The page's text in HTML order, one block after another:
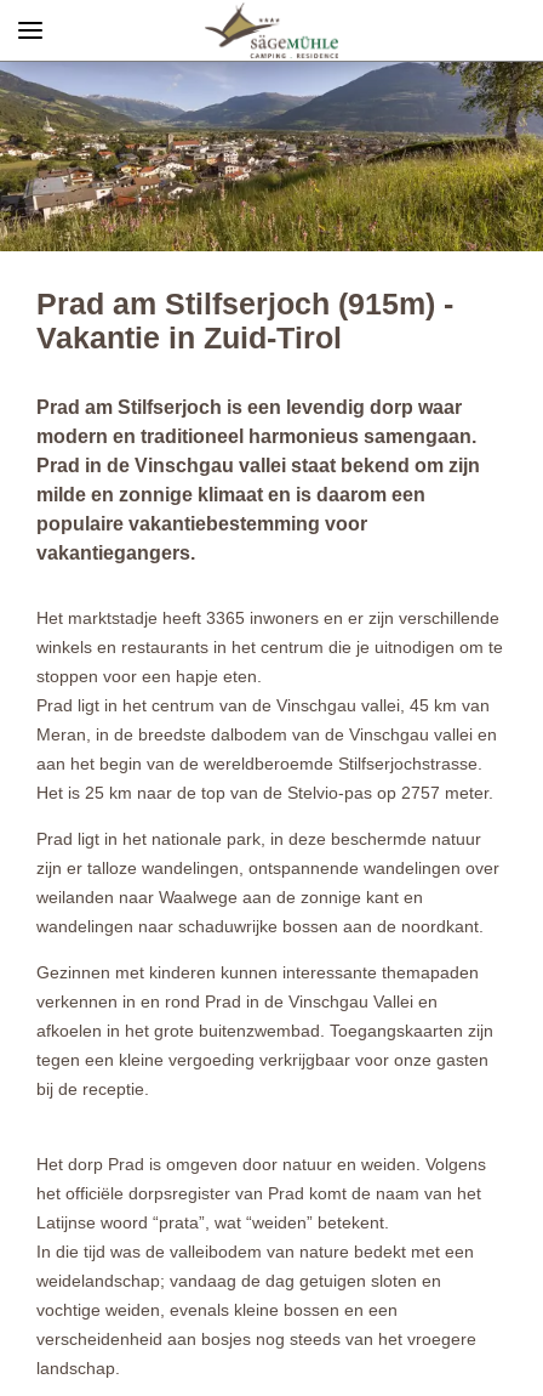
Menü
Prad am Stilfserjoch (915m) -
Vakantie in Zuid-Tirol
Prad am Stilfserjoch is een levendig dorp waar
modern en traditioneel harmonieus samengaan.
Prad in de Vinschgau vallei staat bekend om zijn
milde en zonnige klimaat en is daarom een
populaire vakantiebestemming voor
vakantiegangers.
Het marktstadje heeft 3365 inwoners en er zijn verschillende
winkels en restaurants in het centrum die je uitnodigen om te
stoppen voor een hapje eten.
Prad ligt in het centrum van de Vinschgau vallei, 45 km van
Meran, in de breedste dalbodem van de Vinschgau vallei en
aan het begin van de wereldberoemde Stilfserjochstrasse.
Het is 25 km naar de top van de Stelvio-pas op 2757 meter.
Prad ligt in het nationale park, in deze beschermde natuur
zijn er talloze wandelingen, ontspannende wandelingen over
weilanden naar Waalwege aan de zonnige kant en
wandelingen naar schaduwrijke bossen aan de noordkant.
Gezinnen met kinderen kunnen interessante themapaden
verkennen in en rond Prad in de Vinschgau Vallei en
afkoelen in het grote buitenzwembad. Toegangskaarten zijn
tegen een kleine vergoeding verkrijgbaar voor onze gasten
bij de receptie.
Het dorp Prad is omgeven door natuur en weiden. Volgens
het officiële dorpsregister van Prad komt de naam van het
Latijnse woord “prata”, wat “weiden” betekent.
In die tijd was de valleibodem van nature bedekt met een
weidelandschap; vandaag de dag getuigen sloten en
vochtige weiden, evenals kleine bossen en een
verscheidenheid aan bosjes nog steeds van het vroegere
landschap.